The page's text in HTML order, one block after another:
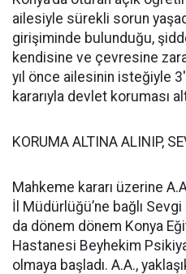
ailesiyle sürekli sorun
girişiminde bulunduğu,
kendisine ve çevresine
yıl önce ailesinin isteğiyle
kararıyla devlet koruması
KORUMA ALTINA ALINIP,
Mahkeme kararı üzerine
İl Müdürlüğü’ne bağlı
da dönem dönem Konya
Hastanesi Beyhekim
olmaya başladı. A.A.,